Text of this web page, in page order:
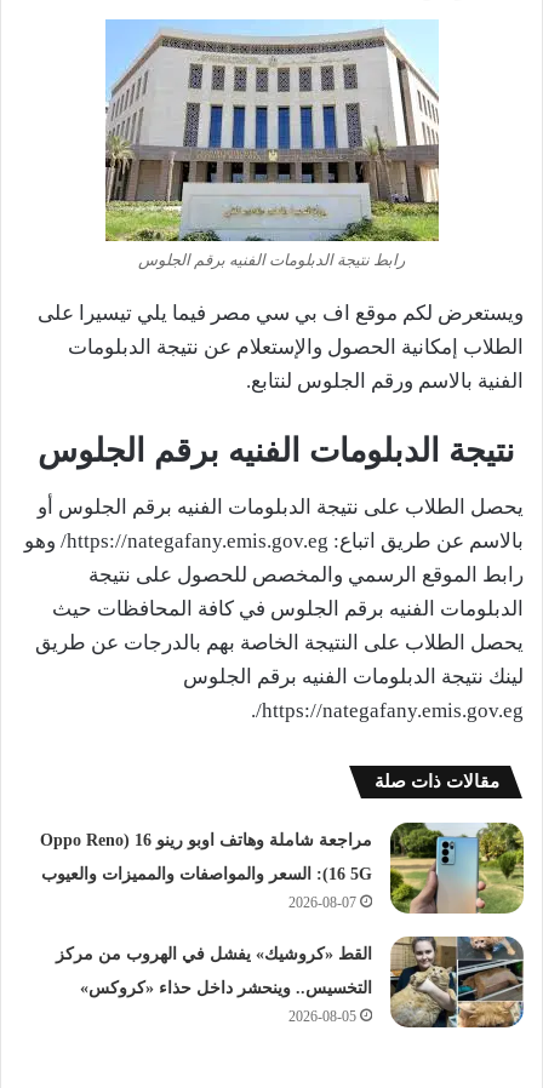
رابط نتيجة الدبلومات الفنيه برقم الجلوس
ويستعرض لكم موقع اف بي سي مصر فيما يلي تيسيرا على
الطلاب إمكانية الحصول والإستعلام عن نتيجة الدبلومات
الفنية بالاسم ورقم الجلوس لنتابع.
نتيجة الدبلومات الفنيه برقم الجلوس
يحصل الطلاب على نتيجة الدبلومات الفنيه برقم الجلوس أو
بالاسم عن طريق اتباع: https://nategafany.emis.gov.eg/ وهو
رابط الموقع الرسمي والمخصص للحصول على نتيجة
الدبلومات الفنيه برقم الجلوس في كافة المحافظات حيث
يحصل الطلاب على النتيجة الخاصة بهم بالدرجات عن طريق
لينك نتيجة الدبلومات الفنيه برقم الجلوس
https://nategafany.emis.gov.eg/.
مقالات ذات صلة
مراجعة شاملة وهاتف اوبو رينو 16 (Oppo Reno
16 5G): السعر والمواصفات والمميزات والعيوب
2026-08-07
القط «كروشيك» يفشل في الهروب من مركز
التخسيس.. وينحشر داخل حذاء «كروكس»
2026-08-05